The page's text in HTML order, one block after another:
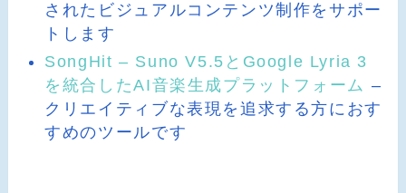
されたビジュアルコンテンツ制作をサポー
トします
SongHit – Suno V5.5とGoogle Lyria 3
を統合したAI音楽生成プラットフォーム –
クリエイティブな表現を追求する方におす
すめのツールです